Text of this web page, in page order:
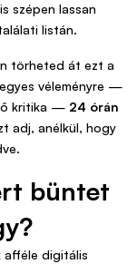
szépen lassan
listán.
törheted át ezt a
véleményre —
kritika — 24 órán
adj, anélkül, hogy
büntet
afféle digitális